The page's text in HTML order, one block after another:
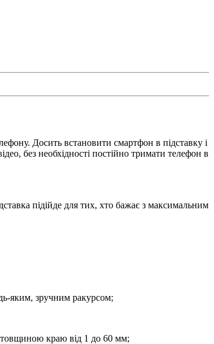
Досить встановити смартфон в підставку і
без необхідності постійно тримати телефон в
підійде для тих, хто бажає з максимальним
яким, зручним ракурсом;
товщиною краю від 1 до 60 мм;